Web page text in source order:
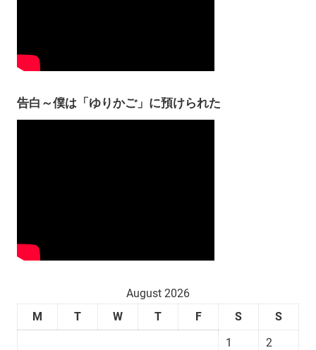
告白～僕は「ゆりかご」に預けられた
August 2026
M
T W T F S
S
1
2